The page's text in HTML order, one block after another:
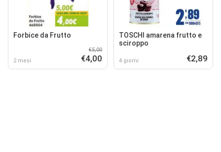
Forbice da Frutto
2 mesi
€5,00
€4,00
TOSCHI amarena frutto e
sciroppo
4 giorni €2,89